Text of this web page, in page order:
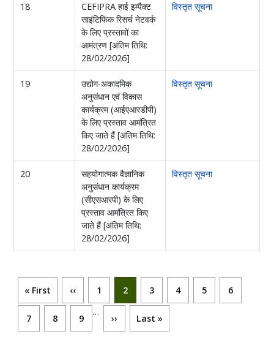
18
CEFIPRA हाई इम्पैक्ट
साइंटिफिक रिसर्च नेटवर्क
के लिए प्रस्तावों का
आमंत्रण [अंतिम तिथि:
28/02/2026]
विस्तृत सूचना
19
उद्योग-अकादमिक
अनुसंधान एवं विकास
कार्यक्रम (आईएआरडीपी)
के लिए प्रस्ताव आमंत्रित
किए जाते हैं [अंतिम तिथि:
28/02/2026]
विस्तृत सूचना
20
सहयोगात्मक वैज्ञानिक
अनुसंधान कार्यक्रम
(सीएसआरपी) के लिए
प्रस्ताव आमंत्रित किए
जाते हैं [अंतिम तिथि:
28/02/2026]
विस्तृत सूचना
Pagination
First page
« First Previous page
‹‹ पृष्ठ
1 Current page
2 पृष्ठ
3 पृष्ठ
4 पृष्ठ
5 पृष्ठ
6
पृष्ठ
7 पृष्ठ
8 पृष्ठ
9
…
Next page
›› Last page
Last »